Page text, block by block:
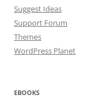
Suggest Ideas
Support Forum
Themes
WordPress Planet
EBOOKS